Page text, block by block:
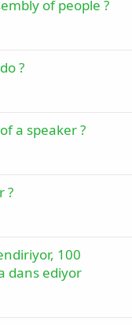
of people ?
?
a speaker ?
?
100
dans ediyor